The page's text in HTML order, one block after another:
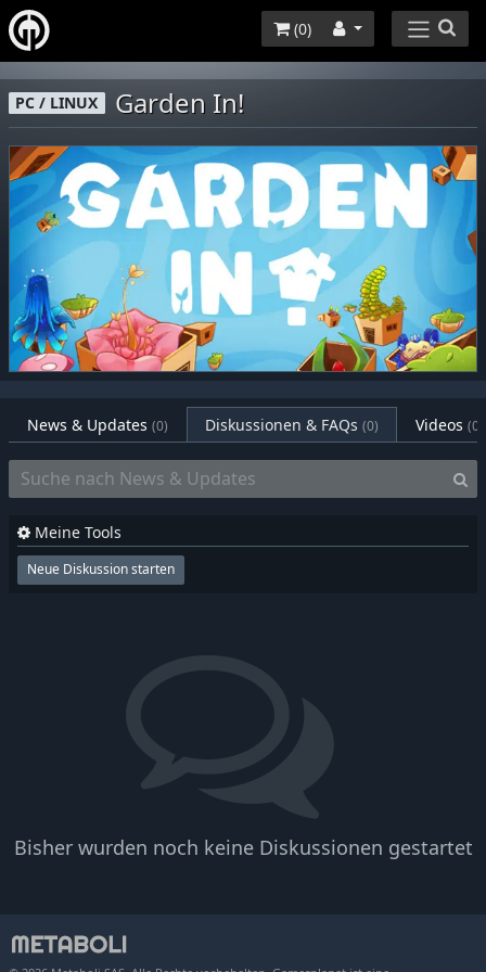
(0)
PC / LINUX Garden In!
News & Updates (0) Diskussionen & FAQs (0) Videos (0)
Bisher wurden noch keine Diskussionen gestartet
Meine Tools
Neue Diskussion starten